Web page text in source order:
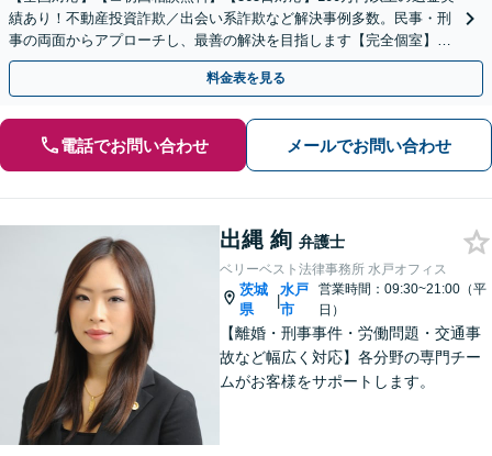
績あり！不動産投資詐欺／出会い系詐欺など解決事例多数。民事・刑
事の両面からアプローチし、最善の解決を目指します【完全個室】
【代々木駅3分】
料金表を見る
電話でお問い合わせ メールでお問い合わせ
出縄 絢 弁護士
ベリーベスト法律事務所 水戸オフィス
茨城
県
|
水戸
市
営業時間：09:30~21:00（平
日）
【離婚・刑事事件・労働問題・交通事
故など幅広く対応】各分野の専門チー
ムがお客様をサポートします。